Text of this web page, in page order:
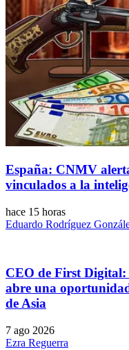
España: CNMV
vinculados a la
hace 15 horas
Eduardo Rodríguez
CEO de First
abre una
de Asia
7 ago 2026
Ezra Reguerra